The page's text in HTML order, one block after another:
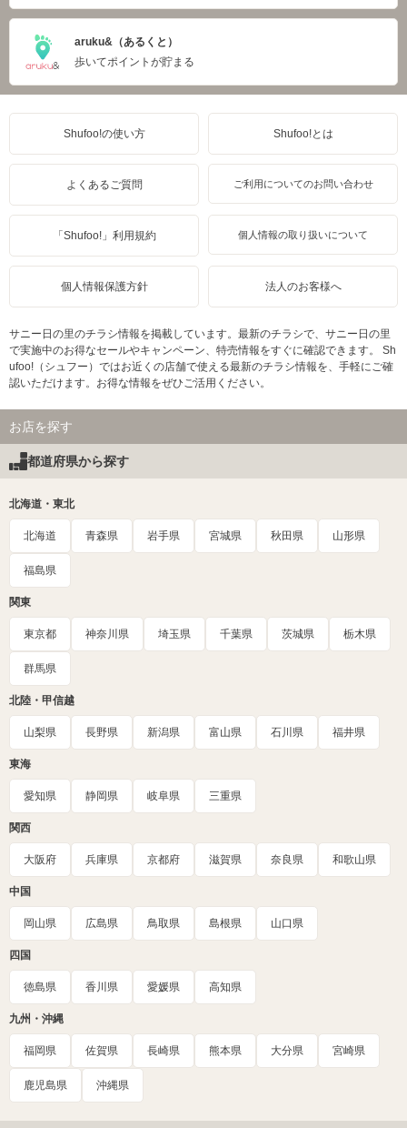
aruku&（あるくと）
歩いてポイントが貯まる
Shufoo!の使い方 Shufoo!とは
よくあるご質問 ご利用についてのお問い合わせ
「Shufoo!」利用規約 個人情報の取り扱いについて
個人情報保護方針 法人のお客様へ
サニー日の里のチラシ情報を掲載しています。最新のチラシで、サニー日の里
で実施中のお得なセールやキャンペーン、特売情報をすぐに確認できます。 Sh
ufoo!（シュフー）ではお近くの店舗で使える最新のチラシ情報を、手軽にご確
認いただけます。お得な情報をぜひご活用ください。
お店を探す
都道府県から探す
北海道・東北
北海道 青森県 岩手県 宮城県 秋田県 山形県
福島県
関東
東京都 神奈川県 埼玉県 千葉県 茨城県 栃木県
群馬県
北陸・甲信越
山梨県 長野県 新潟県 富山県 石川県 福井県
東海
愛知県 静岡県 岐阜県 三重県
関西
大阪府 兵庫県 京都府 滋賀県 奈良県 和歌山県
中国
岡山県 広島県 鳥取県 島根県 山口県
四国
徳島県 香川県 愛媛県 高知県
九州・沖縄
福岡県 佐賀県 長崎県 熊本県 大分県 宮崎県
鹿児島県 沖縄県